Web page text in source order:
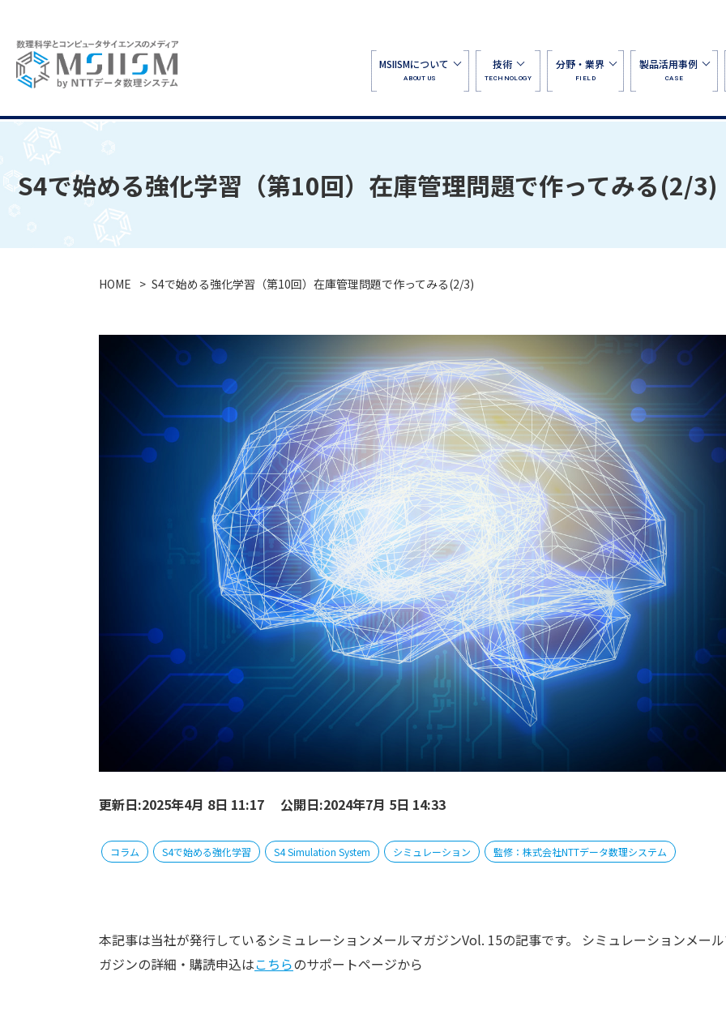
MSIISMについて
ABOUT US
技術
TECHNOLOGY
分野・業界
FIELD
製品活用事例
CASE
S4で始める強化学習（第10回）在庫管理問題で作ってみる(2/3)
HOME S4で始める強化学習（第10回）在庫管理問題で作ってみる(2/3)
更新日:2025年4月 8日 11:17 公開日:2024年7月 5日 14:33
コラム S4で始める強化学習 S4 Simulation System シミュレーション 監修：株式会社NTTデータ数理システム
本記事は当社が発行しているシミュレーションメールマガジンVol. 15の記事です。 シミュレーションメー
ガジンの詳細・購読申込はこちらのサポートページから